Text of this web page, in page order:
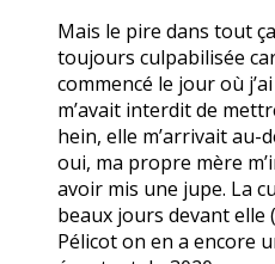
Mais le pire dans tout ça
toujours culpabilisée
commencé le jour où
m’avait interdit de
hein, elle m’arrivait au-
oui, ma propre mère
avoir mis une jupe. La
beaux jours devant elle
Pélicot on en a encore